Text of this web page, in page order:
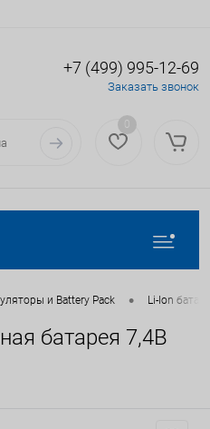
Вход Регистрация
+7 (499) 995-12-69
Заказать звонок
0
и Battery Pack • Li-Ion
батарея 7,4В